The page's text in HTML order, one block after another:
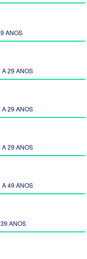
ANOS
A 29 ANOS
A 29 ANOS
A 29 ANOS
A 49 ANOS
ANOS